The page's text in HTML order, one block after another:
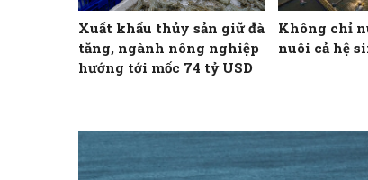
Xuất khẩu thủy sản giữ đà
tăng, ngành nông nghiệp
hướng tới mốc 74 tỷ USD
Không chỉ
nuôi cả hệ